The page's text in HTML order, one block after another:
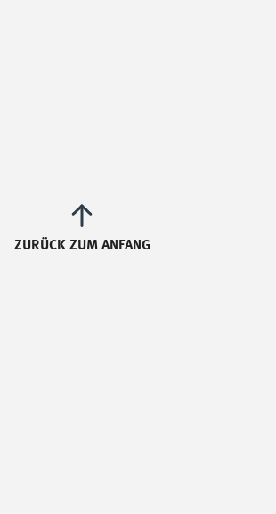
ZURÜCK ZUM ANFANG